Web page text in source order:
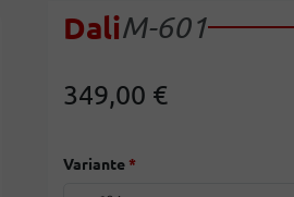
DaliM-601
349,00 €
Variante